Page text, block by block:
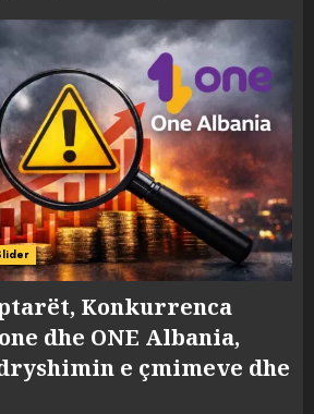
Konkurrenca
dhe ONE Albania,
e çmimeve dhe